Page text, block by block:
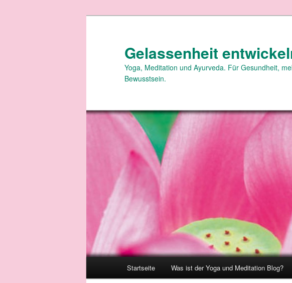
Gelassenheit
Yoga, Meditation und Ayurveda. Für Gesundheit,
Bewusstsein.
Startseite Was ist der Yoga und Meditation Blog?